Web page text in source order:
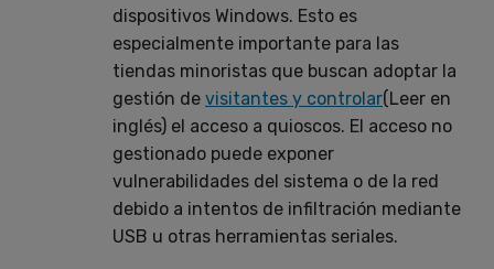
dispositivos Windows. Esto es
especialmente importante para las
tiendas minoristas que buscan adoptar la
gestión de visitantes y controlar(Leer en
inglés) el acceso a quioscos. El acceso no
gestionado puede exponer
vulnerabilidades del sistema o de la red
debido a intentos de infiltración mediante
USB u otras herramientas seriales.